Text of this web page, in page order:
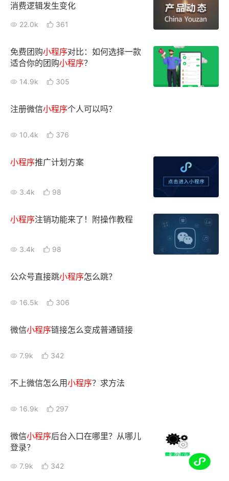
消费逻辑发生变化
22.0k 361
免费团购小程序对比：如何选择一款
适合你的团购小程序？
14.9k 305
注册微信小程序个人可以吗？
10.4k 376
小程序推广计划方案
3.4k 98
小程序注销功能来了！附操作教程
3.4k 98
公众号直接跳小程序怎么跳？
16.5k 306
微信小程序链接怎么变成普通链接
7.9k 342
不上微信怎么用小程序？求方法
16.9k 297
微信小程序后台入口在哪里？从哪儿
登录？
7.9k 342